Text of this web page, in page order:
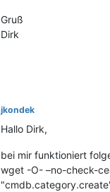
Gruß
Dirk
jkondek
Hallo Dirk,
bei mir funktioniert
wget -O- –no-check-